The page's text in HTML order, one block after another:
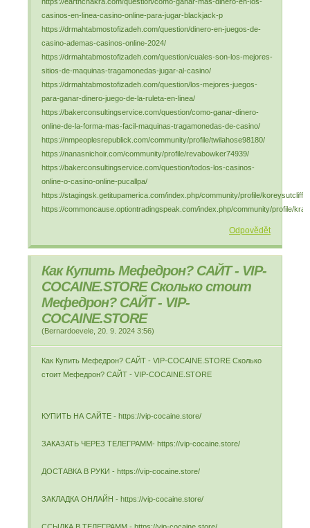
casinos-en-linea-casino-online-para-jugar-blackjack-p
https://drmahtabmostofizadeh.com/question/dinero-en-juegos-de-
casino-ademas-casinos-online-2024/
https://drmahtabmostofizadeh.com/question/cuales-son-los-mejores-
sitios-de-maquinas-tragamonedas-jugar-al-casino/
https://drmahtabmostofizadeh.com/question/los-mejores-juegos-
para-ganar-dinero-juego-de-la-ruleta-en-linea/
https://bakerconsultingservice.com/question/como-ganar-dinero-
online-de-la-forma-mas-facil-maquinas-tragamonedas-de-casino/
https://nmpeoplesrepublick.com/community/profile/twilahose98180/
https://nanasnichoir.com/community/profile/revabowker74939/
https://bakerconsultingservice.com/question/todos-los-casinos-
online-o-casino-online-pucallpa/
https://stagingsk.getitupamerica.com/index.php/community/profile/
https://commoncause.optiontradingspeak.com/index.php/community/profile/
Odpovědět
Как Купить Мефедрон? САЙТ - VIP-
COCAINE.STORE Сколько стоит
Мефедрон? САЙТ - VIP-
COCAINE.STORE
(Bernardoevele 20. 9. 2024 3:56)
Как Купить Мефедрон? САЙТ - VIP-COCAINE.STORE Сколько
стоит Мефедрон? САЙТ - VIP-COCAINE.STORE
КУПИТЬ НА САЙТЕ - https://vip-cocaine.store/
ЗАКАЗАТЬ ЧЕРЕЗ ТЕЛЕГРАММ- https://vip-cocaine.store/
ДОСТАВКА В РУКИ - https://vip-cocaine.store/
ЗАКЛАДКА ОНЛАЙН - https://vip-cocaine.store/